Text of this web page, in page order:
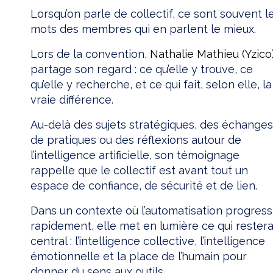
Lorsqu’on parle de collectif, ce sont souvent
mots des membres qui en parlent le mieux.
Lors de la convention, Nathalie Mathieu (Yzico
partage son regard : ce qu’elle y trouve, ce
qu’elle y recherche, et ce qui fait, selon elle, la
vraie différence.
Au-delà des sujets stratégiques, des échanges
de pratiques ou des réflexions autour de
l’intelligence artificielle, son témoignage
rappelle que le collectif est avant tout un
espace de confiance, de sécurité et de lien.
Dans un contexte où l’automatisation
rapidement, elle met en lumière ce qui restera
central : l’intelligence collective, l’intelligence
émotionnelle et la place de l’humain pour